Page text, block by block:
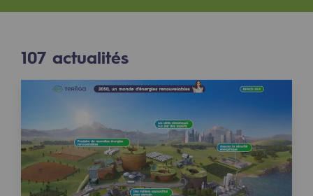
Gouvernance
Indicateurs
Publications institutionnelles
Où nous trouver
Les énergies d'avenir
107 actualités